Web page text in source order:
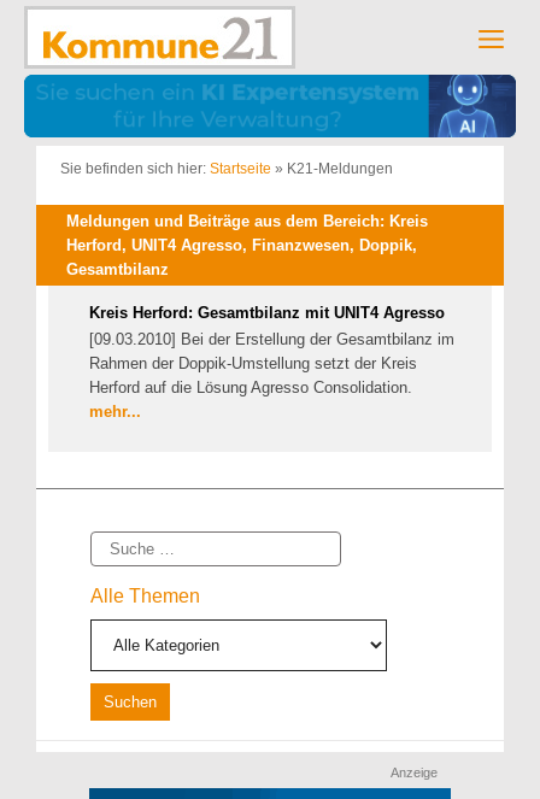
Zum
springen
Sie befinden sich hier: Startseite » K21-Meldungen
Meldungen und Beiträge aus dem Bereich: Kreis
Herford, UNIT4 Agresso, Finanzwesen, Doppik,
Gesamtbilanz
Kreis Herford: Gesamtbilanz mit UNIT4 Agresso
[09.03.2010] Bei der Erstellung der Gesamtbilanz im
Rahmen der Doppik-Umstellung setzt der Kreis
Herford auf die Lösung Agresso Consolidation.
mehr...
Suche
Alle Themen
Anzeige